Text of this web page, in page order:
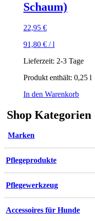
Schaum)
22,95 €
91,80 € /l
Lieferzeit: 2-3 Tage
Produkt enthält: 0,25 l
In den Warenkorb
Shop Kategorien
Marken
Pflegeprodukte
Pflegewerkzeug
Accessoires für Hunde